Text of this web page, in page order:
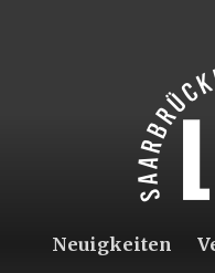
Neuigkeiten